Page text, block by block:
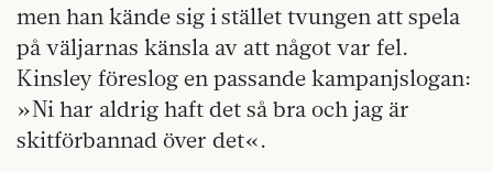
men han kände sig i stället tvungen att spela
på väljarnas känsla av att något var fel.
Kinsley föreslog en passande kampanjslogan:
»Ni har aldrig haft det så bra och jag är
skitförbannad över det«.